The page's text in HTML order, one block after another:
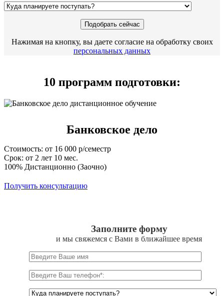
Нажимая на кнопку, вы даете согласие на обработку своих
персональных данных
10 программ подготовки:
Банковское дело
Стоимость: от 16 000 р/семестр
Срок: от 2 лет 10 мес.
100% Дистанционно (Заочно)
Получить консультацию
Заполните форму
и мы свяжемся с Вами в ближайшее время